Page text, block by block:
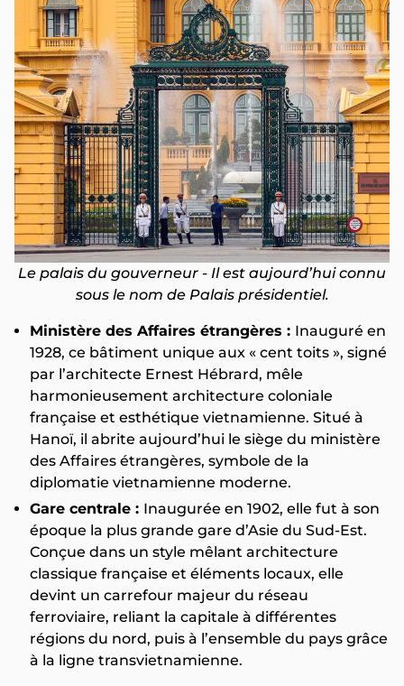
Le palais du gouverneur - Il est aujourd’hui connu
sous le nom de Palais présidentiel.
Ministère des Affaires étrangères : Inauguré en
1928, ce bâtiment unique aux « cent toits », signé
par l’architecte Ernest Hébrard, mêle
harmonieusement architecture coloniale
française et esthétique vietnamienne. Situé à
Hanoï, il abrite aujourd’hui le siège du ministère
des Affaires étrangères, symbole de la
diplomatie vietnamienne moderne.
Gare centrale : Inaugurée en 1902, elle fut à son
époque la plus grande gare d’Asie du Sud-Est.
Conçue dans un style mêlant architecture
classique française et éléments locaux, elle
devint un carrefour majeur du réseau
ferroviaire, reliant la capitale à différentes
régions du nord, puis à l’ensemble du pays grâce
à la ligne transvietnamienne.